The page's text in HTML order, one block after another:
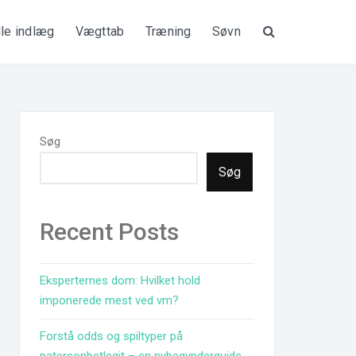
indlæg Vægttab Træning Søvn
Søg
Søg
Recent Posts
Eksperternes dom: Hvilket hold
imponerede mest ved vm?
Forstå odds og spiltyper på